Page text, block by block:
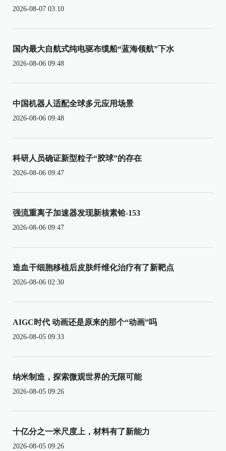
2026-08-07 03:10
国内最大自航式纯电驱布缆船“蓝海领航”下水
2026-08-06 09:48
中国机器人适配全球多元应用场景
2026-08-06 09:48
科研人员确证新型粒子“胶球”的存在
2026-08-06 09:47
强流重离子加速器发现新核素铪-153
2026-08-06 09:47
造血干细胞移植后皮肤纤维化治疗有了新靶点
2026-08-06 02:30
AIGC时代 动画还是原来的那个“动画”吗
2026-08-05 09:33
纳米制造，探索微观世界的无限可能
2026-08-05 09:26
十亿分之一米尺度上，材料有了新能力
2026-08-05 09:26